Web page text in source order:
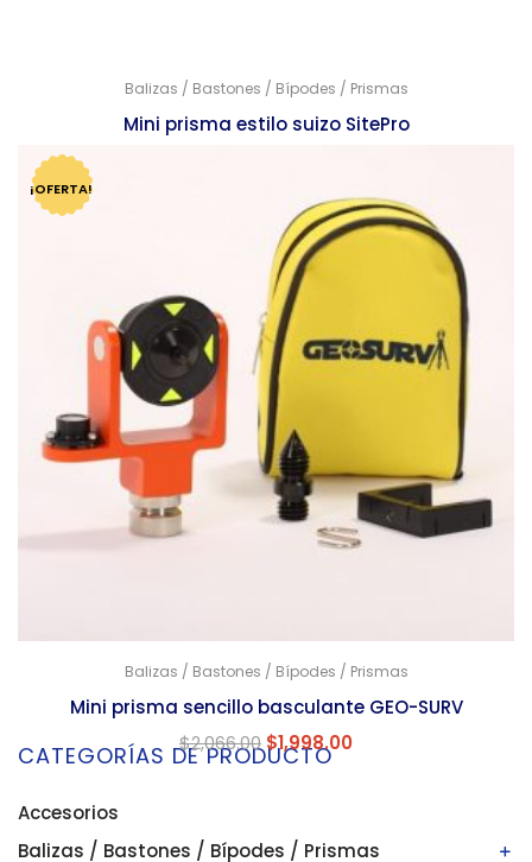
Balizas / Bastones / Bípodes / Prismas
Mini prisma estilo suizo SitePro
¡OFERTA!
Balizas / Bastones / Bípodes / Prismas
Mini prisma sencillo basculante GEO-SURV
$2,066.00 $1,998.00
CATEGORÍAS DE PRODUCTO
Accesorios
Balizas / Bastones / Bípodes / Prismas